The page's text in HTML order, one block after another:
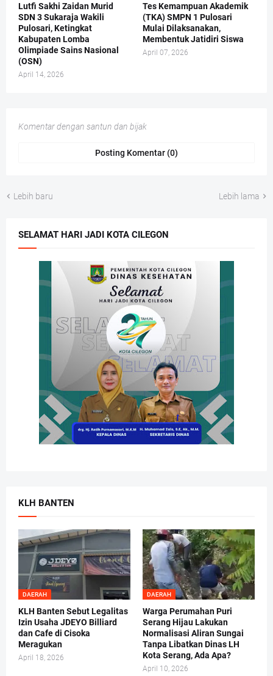
Lutfi Sakhi Zaidan Murid
SDN 3 Sukaraja Wakili
Pulosari, Ketingkat
Kabupaten Lomba
Olimpiade Sains Nasional
(OSN)
April 14, 2026
Tes Kemampuan Akademik
(TKA) SMPN 1 Pulosari
Mulai Dilaksanakan,
Membentuk Jatidiri Siswa
April 07, 2026
Komentar dengan santun dan bijak
Posting Komentar (0)
Lebih baru Lebih lama
SELAMAT HARI JADI KOTA CILEGON
KLH BANTEN
DAERAH
KLH Banten Sebut Legalitas
Izin Usaha JDEYO Billiard
dan Cafe di Cisoka
Meragukan
April 18, 2026
DAERAH
Warga Perumahan Puri
Serang Hijau Lakukan
Normalisasi Aliran Sungai
Tanpa Libatkan Dinas LH
Kota Serang, Ada Apa?
April 10, 2026